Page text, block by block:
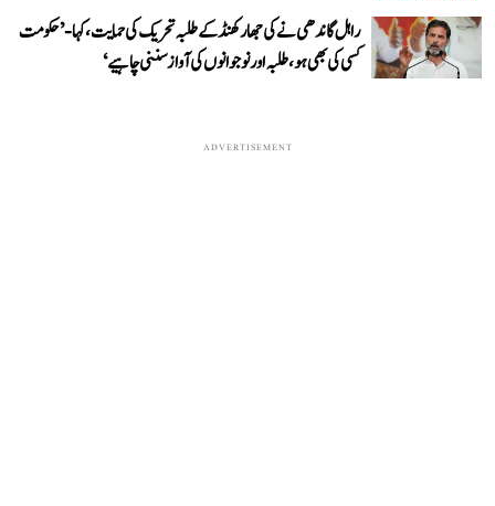
راہل گاندھی نے کی جھارکھنڈ کے طلبہ تحریک کی حمایت، کہا- ’حکومت
کسی کی بھی ہو، طلبہ اور نوجوانوں کی آواز سننی چاہیے‘
ADVERTISEMENT